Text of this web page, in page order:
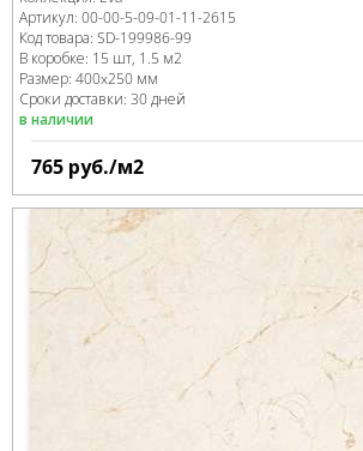
Артикул: 00-00-5-09-01-11-2615
Код товара: SD-199986-99
В коробке: 15 шт, 1.5 м2
Размер: 400x250 мм
Сроки доставки: 30 дней
в наличии
765 руб./м2